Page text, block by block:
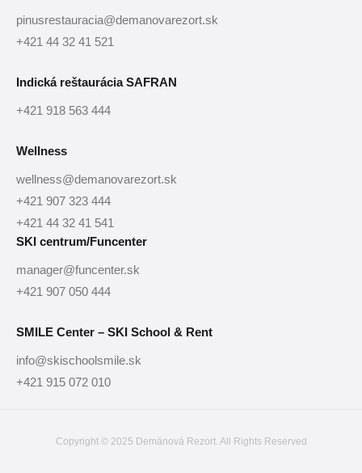
pinusrestauracia@demanovarezort.sk
+421 44 32 41 521
Indická reštaurácia SAFRAN
+421 918 563 444
Wellness
wellness@demanovarezort.sk
+421 907 323 444
+421 44 32 41 541
SKI centrum/Funcenter
manager@funcenter.sk
+421 907 050 444
SMILE Center – SKI School & Rent
info@skischoolsmile.sk
+421 915 072 010
Copyright © 2025 Demänová Rezort. All Rights Reserved